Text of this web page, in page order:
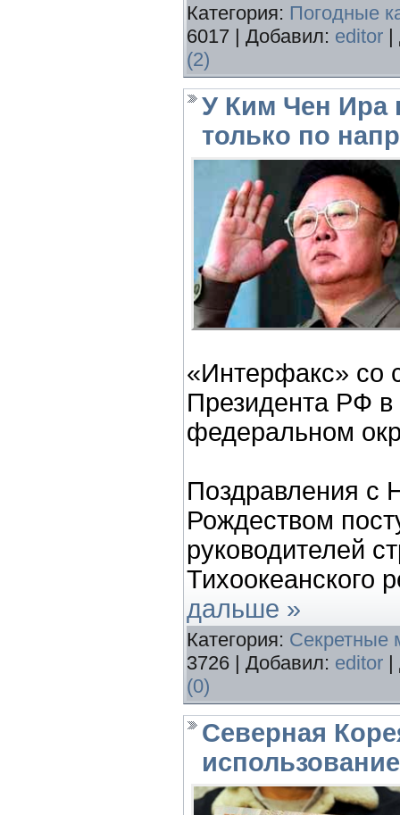
Категория: Погодные
6017 | Добавил: editor
(2)
У Ким Чен Ира
только по
«Интерфакс» со
Президента РФ
федеральном
Поздравления с
Рождеством
руководителей
Тихоокеанского
дальше »
Категория: Секретные
3726 | Добавил: editor
(0)
Северная